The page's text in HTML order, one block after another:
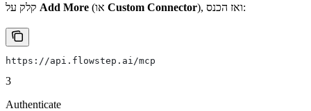
Add More Custom Connector ), ואז הכנס:
https://api.flowstep.ai/mcp
3
Authenticate